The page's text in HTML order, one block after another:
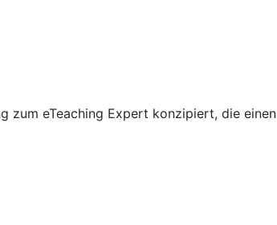
zum eTeaching Expert konzipiert, die einen